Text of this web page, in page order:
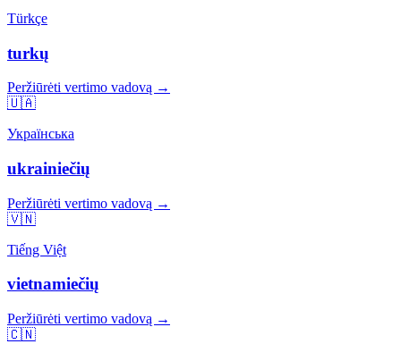
Türkçe
turkų
Peržiūrėti vertimo vadovą →
🇺🇦
Українська
ukrainiečių
Peržiūrėti vertimo vadovą →
🇻🇳
Tiếng Việt
vietnamiečių
Peržiūrėti vertimo vadovą →
🇨🇳